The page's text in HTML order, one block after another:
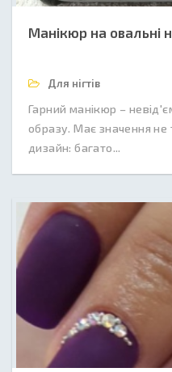
Манікюр на овальні
Для нігтів
Гарний манікюр –
образу. Має значення не
дизайн: багато...